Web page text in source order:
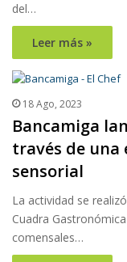
del…
Leer más »
18 Ago, 2023
Bancamiga
través de
sensorial
La actividad se
Cuadra
comensales…